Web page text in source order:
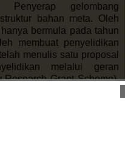
Penyerap gelombang
bahan meta. Oleh
bermula pada tahun
membuat penyelidikan
menulis satu proposal
melalui geran
Grant Scheme).
geran penyelidikan
difahamkan hanya grant
permohonan lain.
mulakan pengajian PHD